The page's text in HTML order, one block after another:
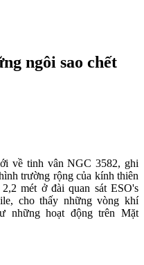
ngôi sao chết
về tinh vân NGC 3582, ghi
trường rộng của kính thiên
mét ở đài quan sát ESO's
cho thấy những vòng khí
những hoạt động trên Mặt